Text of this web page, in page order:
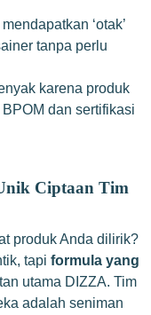
‘otak’
tanpa perlu
karena produk
dan sertifikasi
Ciptaan Tim
produk Anda dilirik?
tapi formula yang
utama DIZZA. Tim
adalah seniman